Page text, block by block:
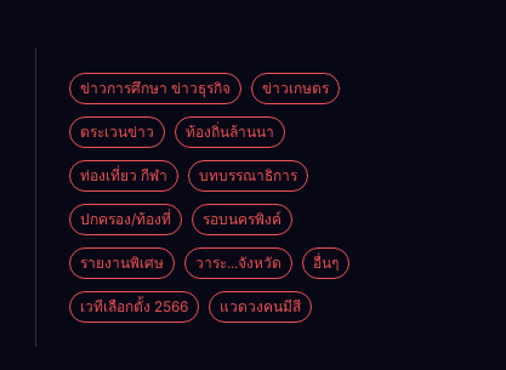
ข่าวการศึกษา ข่าวธุรกิจ ข่าวเกษตร
ตระเวนข่าว ท้องถิ่นล้านนา
ท่องเที่ยว กีฬา บทบรรณาธิการ
ปกครอง/ท้องที่ รอบนครพิงค์
รายงานพิเศษ วาระ...จังหวัด อื่นๆ
เวทีเลือกตั้ง 2566 แวดวงคนมีสี